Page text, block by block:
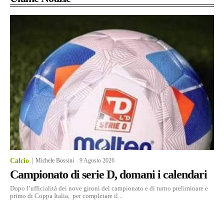
Calcio Michele Bossini -9 Agosto 2026
Campionato di serie D, domani i calendari
Dopo l’ufficialità dei nove gironi del campionato e di turno preliminare e
primo di Coppa Italia, per completare il...